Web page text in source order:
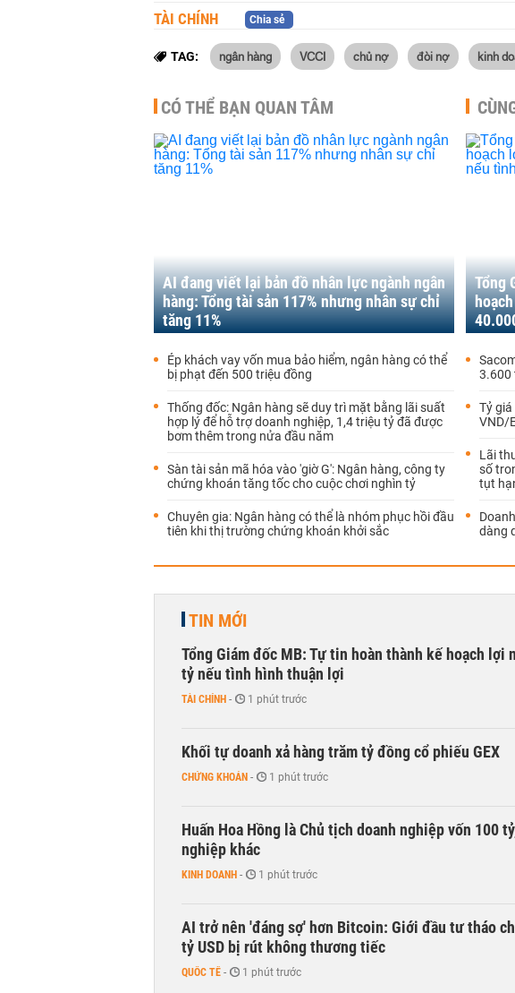
TÀI CHÍNH Chia sẻ
TAG: ngân hàng VCCI chủ nợ đòi nợ kinh
CÓ THỂ BẠN QUAN TÂM
AI đang viết lại bản đồ nhân lực ngành ngân
hàng: Tổng tài sản 117% nhưng nhân sự chỉ
tăng 11%
Ép khách vay vốn mua bảo hiểm, ngân hàng có thể
bị phạt đến 500 triệu đồng
Thống đốc: Ngân hàng sẽ duy trì mặt bằng lãi suất
hợp lý để hỗ trợ doanh nghiệp, 1,4 triệu tỷ đã được
bơm thêm trong nửa đầu năm
Sàn tài sản mã hóa vào 'giờ G': Ngân hàng, công ty
chứng khoán tăng tốc cho cuộc chơi nghìn tỷ
Chuyên gia: Ngân hàng có thể là nhóm phục hồi đầu
tiên khi thị trường chứng khoán khởi sắc
Tổng
3.600
Tỷ
VND/
Lãi
số
tụt
dàng
TIN MỚI
Tổng Giám đốc MB: Tự tin hoàn thành kế hoạch lợi
tỷ nếu tình hình thuận lợi
TÀI CHÍNH - 1 phút trước
Khối tự doanh xả hàng trăm tỷ đồng cổ phiếu GEX
CHỨNG KHOÁN - 1 phút trước
Huấn Hoa Hồng là Chủ tịch doanh nghiệp vốn 100
nghiệp khác
KINH DOANH - 1 phút trước
AI trở nên 'đáng sợ' hơn Bitcoin: Giới đầu tư tháo
tỷ USD bị rút không thương tiếc
QUỐC TẾ - 1 phút trước